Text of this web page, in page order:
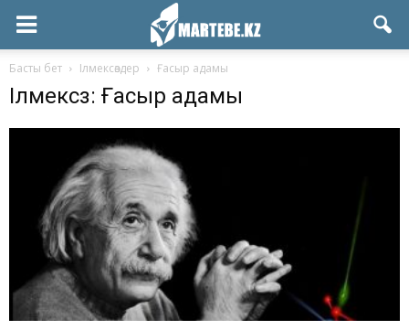
Басты бет Ілмексөздер Ғасыр адамы
Ілмексөз: Ғасыр адамы